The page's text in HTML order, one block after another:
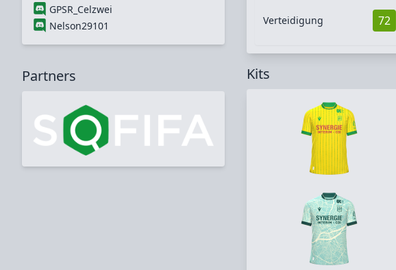
GPSR_Celzwei
Nelson29101
Partners
Verteidigung 72
Kits